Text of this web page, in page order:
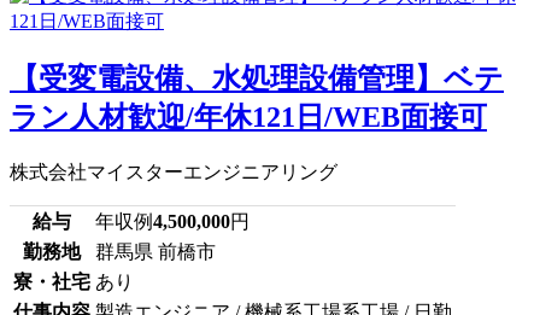
【受変電設備、水処理設備管理】ベテ
ラン人材歓迎/年休121日/WEB面接可
株式会社マイスターエンジニアリング
給与 年収例4,500,000円
勤務地
群馬県 前橋市
寮・社宅 あり